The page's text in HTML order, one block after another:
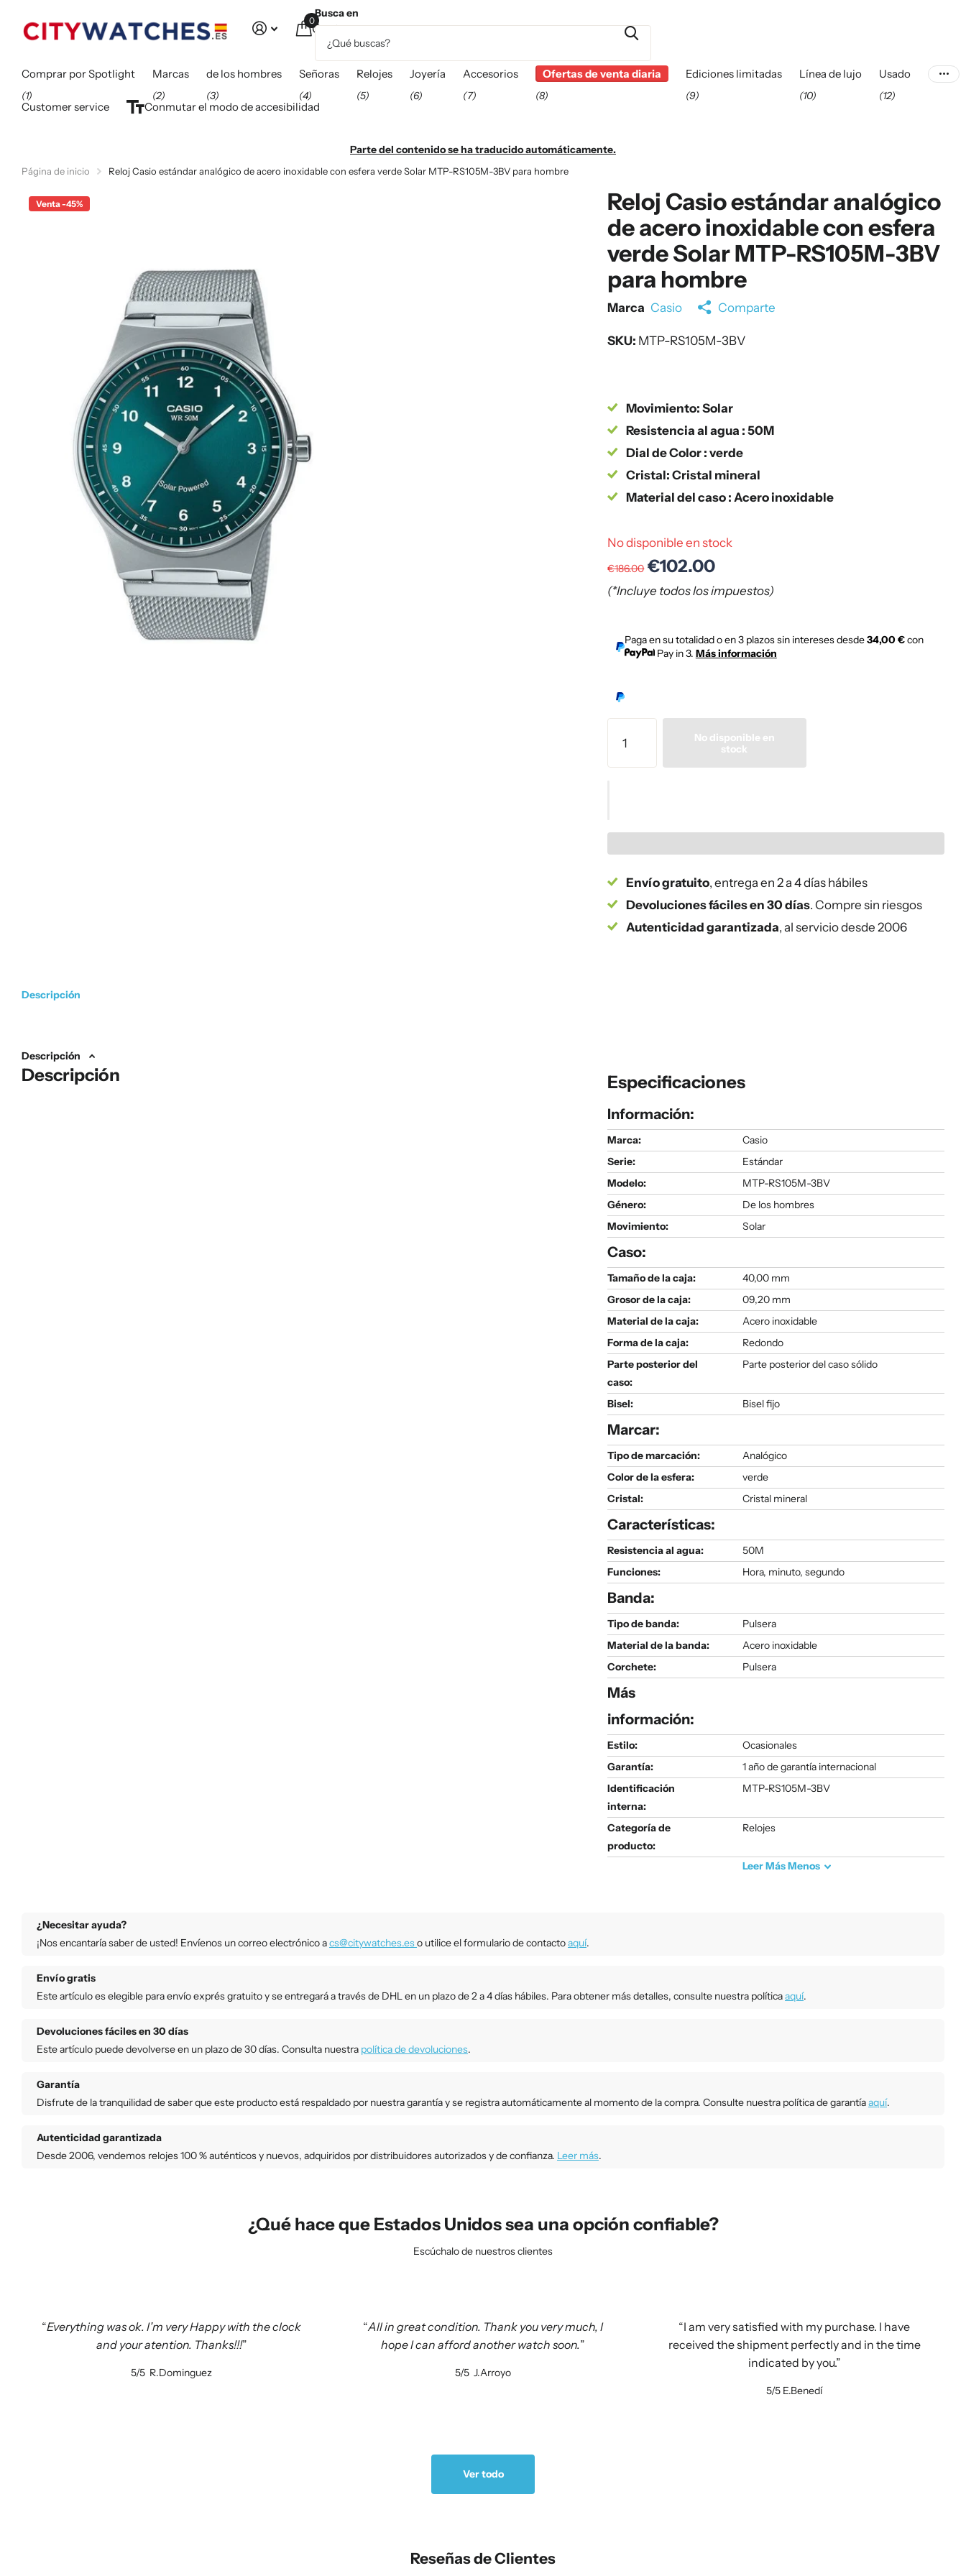
Busca en
Cesta
0
Comprar por Spotlight
(1)
Marcas
(2)
de los hombres
(3)
Señoras
(4)
Relojes
(5)
Joyería
(6)
Accesorios
(7)
Ofertas de venta diaria
(8)
Ediciones limitadas
(9)
Línea de lujo
(10)
Usado
(12)
Customer service Conmutar el modo de accesibilidad
Parte del contenido se ha traducido automáticamente.
Página de inicio Reloj Casio estándar analógico de acero inoxidable con esfera verde Solar MTP-RS105M-3BV para hombre
Venta -45%
Reloj Casio estándar analógico
de acero inoxidable con esfera
verde Solar MTP-RS105M-3BV
para hombre
Marca Casio Comparte
SKU: MTP-RS105M-3BV
Movimiento: Solar
Resistencia al agua : 50M
Dial de Color : verde
Cristal: Cristal mineral
Material del caso : Acero inoxidable
No disponible en stock
€186.00€102.00
(*Incluye todos los impuestos)
Paga en su totalidad o en 3 plazos sin intereses desde34,00 €con
Pay in 3. Más información
No disponible en
stock
Envío gratuito, entrega en 2 a 4 días hábiles
Devoluciones fáciles en 30 días. Compre sin riesgos
Autenticidad garantizada, al servicio desde 2006
Descripción
Descripción
Descripción Especificaciones
Información:
Marca:
Casio
Serie:
Estándar
Modelo:
MTP-RS105M-3BV
Género:
De los hombres
Movimiento:
Solar
Caso:
Tamaño de la caja:
40,00 mm
Grosor de la caja:
09,20 mm
Material de la caja:
Acero inoxidable
Forma de la caja:
Redondo
Parte posterior del
caso:
Parte posterior del caso sólido
Bisel: Bisel fijo
Marcar:
Tipo de marcación:
Analógico
Color de la esfera:
verde
Cristal:
Cristal mineral
Características:
Resistencia al agua:
50M
Funciones:
Hora, minuto, segundo
Banda:
Tipo de banda:
Pulsera
Material de la banda:
Acero inoxidable
Corchete:
Pulsera
Más
información:
Estilo:
Ocasionales
Garantía:
1 año de garantía internacional
Identificación
interna:
MTP-RS105M-3BV
Categoría de
producto:
Relojes
LeerMásMenos
¿Necesitar ayuda?
¡Nos encantaría saber de usted! Envíenos un correo electrónico acs@citywatches.eso utilice el formulario de contactoaquí.
Envío gratis
Este artículo es elegible para envío exprés gratuito y se entregará a través de DHL en un plazo de 2 a 4 días hábiles. Para obtener más detalles, consulte nuestra políticaaquí.
Devoluciones fáciles en 30 días
Este artículo puede devolverse en un plazo de 30 días. Consulta nuestra política de devoluciones.
Garantía
Disfrute de la tranquilidad de saber que este producto está respaldado por nuestra garantía y se registra automáticamente al momento de la compra. Consulte nuestra política de garantíaaquí.
Autenticidad garantizada
Desde 2006, vendemos relojes 100 % auténticos y nuevos, adquiridos por distribuidores autorizados y de confianza. Leer más.
¿Qué hace que Estados Unidos sea una opción confiable?
Escúchalo de nuestros clientes
Everything was ok. I’m very Happy with the clock
and your atention. Thanks!!!
5/5 R.Dominguez
All in great condition. Thank you very much, I
hope I can afford another watch soon.
5/5J.Arroyo
I am very satisfied with my purchase. I have
received the shipment perfectly and in the time
indicated by you.
5/5 E.Benedí
Ver todo
Reseñas de Clientes